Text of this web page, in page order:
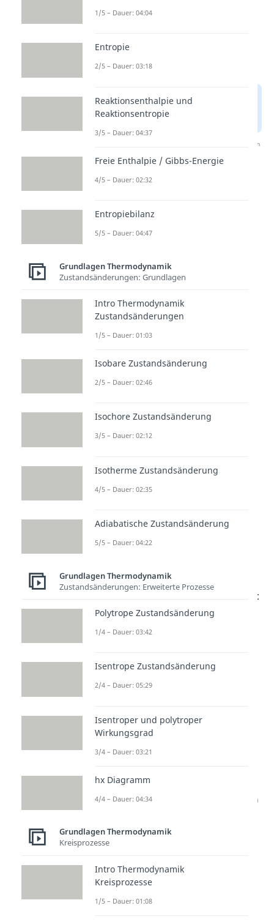
Nach Beantwortung speichern wir deine Antwort, um
Studyflix zu verbessern. Mehr dazu erfährst du in
unsererDatenschutzerklärung
Volumenarbeit
Zustandsänderung findet
Volumenänderungsarbeit
da dasVolumenkonstant
sich nicht ändert. Daher gilt für
den Term der
Wir könnten die
Diagrammgrafischdarstellen.
Dabei würde die
Achse) diese Arbeit beschreiben.
Da die Isochore im p-V-Diagramm
wird, existiert auch
und die
Volumenänderungsarbeit
ist somitgleichnull.
Druckänderungsarbeit
In einemoffenen
konstantem Volumen (
)
Arbeit(oder auch
1/5 – Dauer: 04:04
Entropie
2/5 – Dauer: 03:18
Reaktionsenthalpie und
Reaktionsentropie
3/5 – Dauer: 04:37
Freie Enthalpie / Gibbs-Energie
4/5 – Dauer: 02:32
Entropiebilanz
5/5 – Dauer: 04:47
Grundlagen Thermodynamik
Zustandsänderungen: Grundlagen
Intro Thermodynamik
Zustandsänderungen
1/5 – Dauer: 01:03
Isobare Zustandsänderung
2/5 – Dauer: 02:46
Isochore Zustandsänderung
3/5 – Dauer: 02:12
Isotherme Zustandsänderung
4/5 – Dauer: 02:35
Adiabatische Zustandsänderung
5/5 – Dauer: 04:22
Grundlagen Thermodynamik
Zustandsänderungen: Erweiterte Prozesse
Polytrope Zustandsänderung
1/4 – Dauer: 03:42
Isentrope Zustandsänderung
2/4 – Dauer: 05:29
Isentroper und polytroper
Wirkungsgrad
3/4 – Dauer: 03:21
hx Diagramm
4/4 – Dauer: 04:34
Grundlagen Thermodynamik
Kreisprozesse
Intro Thermodynamik
Kreisprozesse
1/5 – Dauer: 01:08